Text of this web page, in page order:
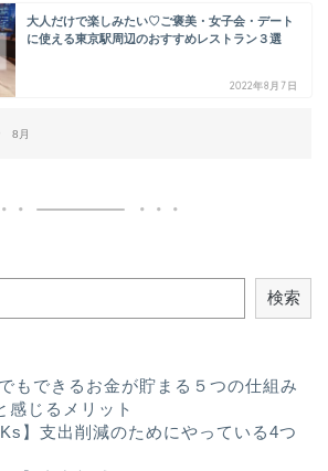
大人だけで楽しみたい♡ご褒美・女子会・デート
に使える東京駅周辺のおすすめレストラン３選
2022年8月7日
8月
検索
もできるお金が貯まる５つの仕組み
感じるメリット
】支出削減のためにやっている4つ
ライフハック